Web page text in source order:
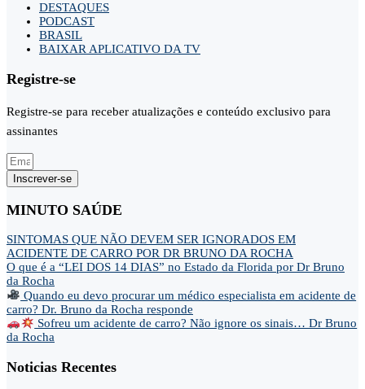
DESTAQUES
PODCAST
BRASIL
BAIXAR APLICATIVO DA TV
Registre-se
Registre-se para receber atualizações e conteúdo exclusivo para
assinantes
Inscrever-se
MINUTO SAÚDE
SINTOMAS QUE NÃO DEVEM SER IGNORADOS EM
ACIDENTE DE CARRO POR DR BRUNO DA ROCHA
O que é a “LEI DOS 14 DIAS” no Estado da Florida por Dr Bruno
da Rocha
Quando eu devo procurar um médico especialista em acidente de
carro? Dr. Bruno da Rocha responde
Sofreu um acidente de carro? Não ignore os sinais… Dr Bruno
da Rocha
Noticias Recentes